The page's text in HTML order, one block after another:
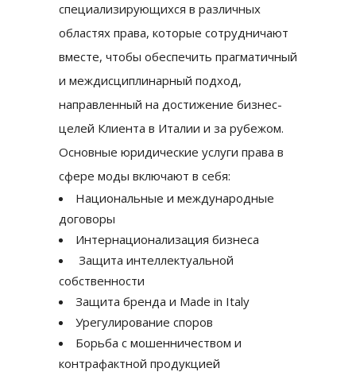
специализирующихся в различных
областях права, которые сотрудничают
вместе, чтобы обеспечить прагматичный
и междисциплинарный подход,
направленный на достижение бизнес-
целей Клиента в Италии и за рубежом.
Основные юридические услуги права в
сфере моды включают в себя:
Национальные и международные
договоры
Интернационализация бизнеса
Защита интеллектуальной
собственности
Защита бренда и Made in Italy
Урегулирование споров
Борьба с мошенничеством и
контрафактной продукцией